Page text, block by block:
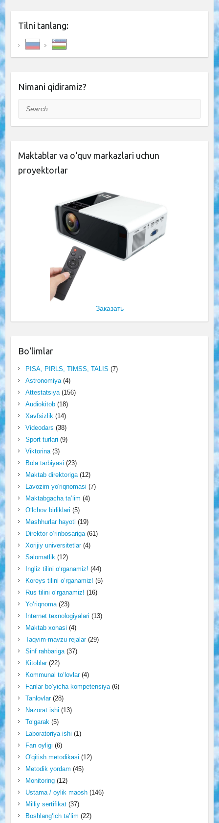
Tilni tanlang:
Nimani qidiramiz?
Search
Maktablar va o‘quv markazlari uchun
proyektorlar
Заказать
Bo‘limlar
PISA, PIRLS, TIMSS, TALIS (7)
Astronomiya(4)
Attestatsiya(156)
Audiokitob(18)
Xavfsizlik (14)
Videodars (38)
Sport turlari (9)
Viktorina(3)
Bola tarbiyasi (23)
Maktab direktoriga(12)
Lavozim yo'riqnomasi (7)
Maktabgacha ta’lim (4)
O‘lchov birliklari (5)
Mashhurlar hayoti (19)
Direktor o‘rinbosariga(61)
Xorijiy universitetlar(4)
Salomatlik (12)
Ingliz tilini o‘rganamiz! (44)
Koreys tilini o‘rganamiz! (5)
Rus tilini o‘rganamiz! (16)
Yo‘riqnoma(23)
Internet texnologiyalari (13)
Maktab xonasi (4)
Taqvim-mavzu rejalar(29)
Sinf rahbariga(37)
Kitoblar(22)
Kommunal to‘lovlar(4)
Fanlar bo‘yicha kompetensiya(6)
Tanlovlar(28)
Nazorat ishi (13)
To‘garak (5)
Laboratoriya ishi (1)
Fan oyligi (6)
O'qitish metodikasi (12)
Metodik yordam (45)
Monitoring(12)
Ustama / oylik maosh(146)
Milliy sertifikat(37)
Boshlang‘ich ta’lim (22)